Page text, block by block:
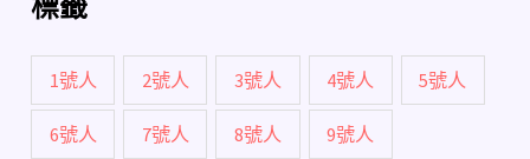
1號人 2號人 3號人 4號人 5號人
6號人 7號人 8號人 9號人